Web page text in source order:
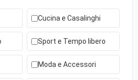
Cucina e Casalinghi
Sport e Tempo libero
Moda e Accessori